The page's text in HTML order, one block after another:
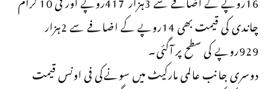
چاندی کی قیمت بھی 14روپے کے اضافے سے 2ہزار
929روپے کی سطح پر آگئی۔
دوسری جانب عالمی مارکیٹ میں سونےکی فی اونس قیمت